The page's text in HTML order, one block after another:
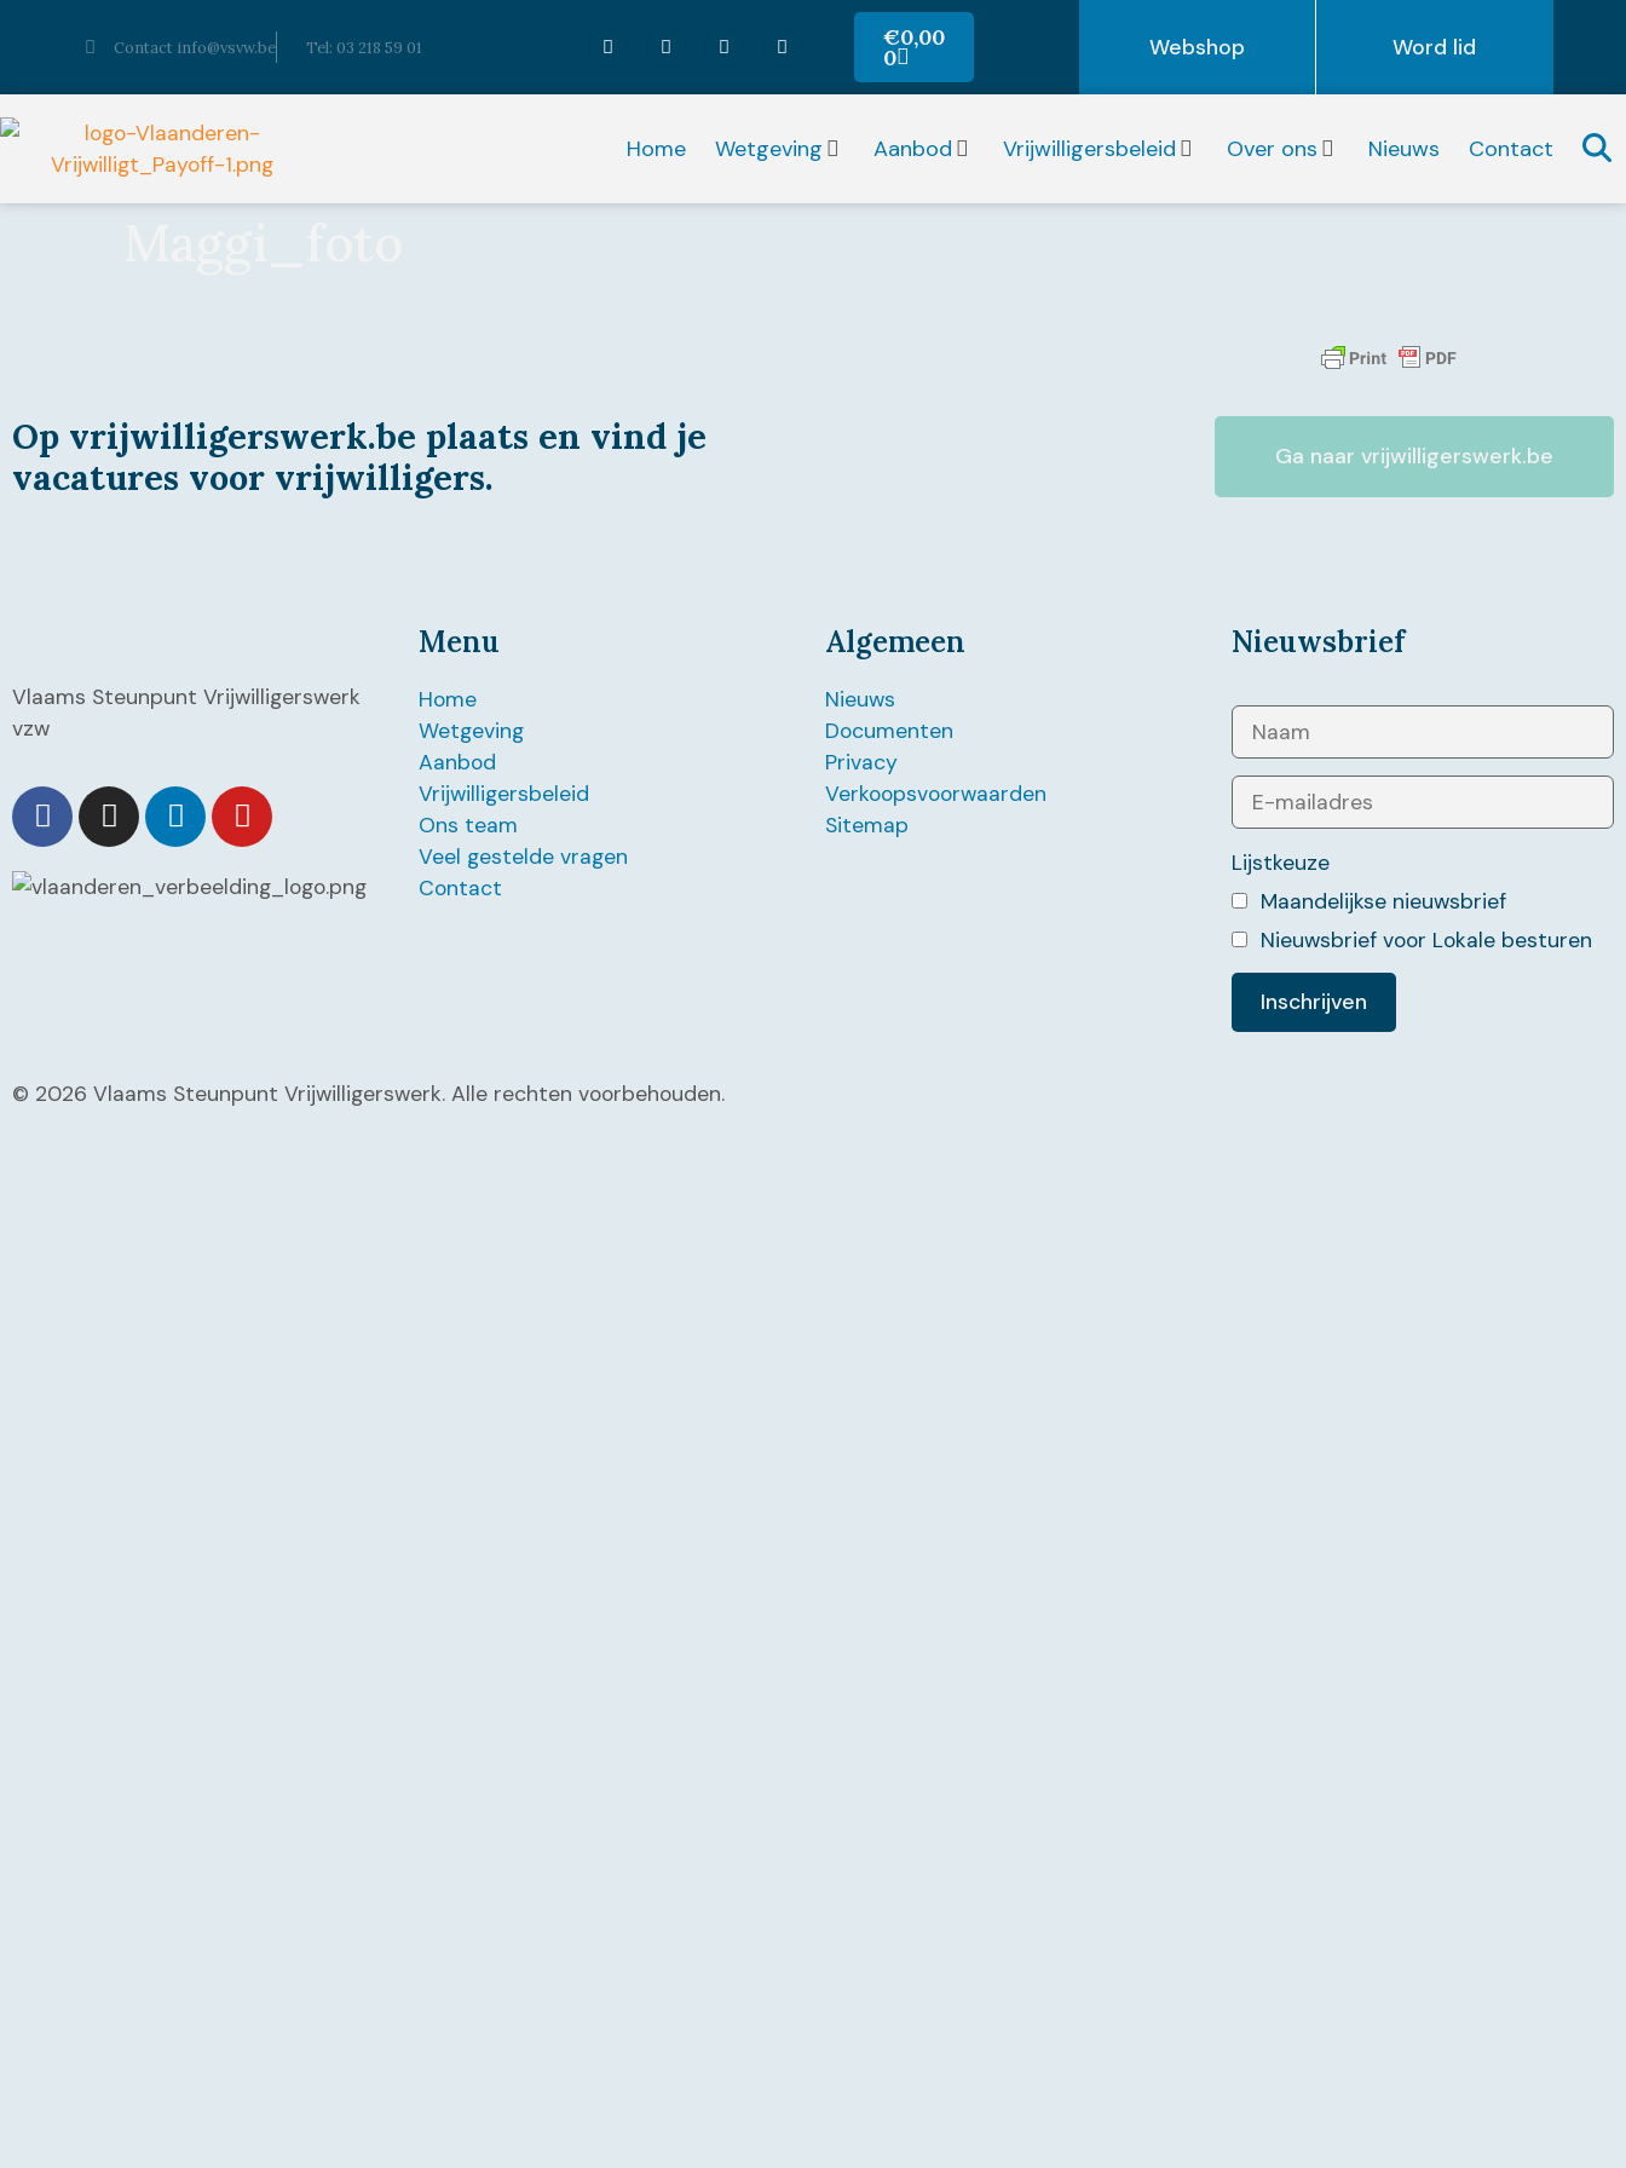
Contact info@vsvw.be Tel: 03 218 59 01 €0,00
0 Webshop Word lid
Home Wetgeving Aanbod Vrijwilligersbeleid Over ons Nieuws Contact
Op vrijwilligerswerk.be plaats en vind je
vacatures voor vrijwilligers.
Ga naar vrijwilligerswerk.be
Vlaams Steunpunt Vrijwilligerswerk
vzw
Menu
Home
Wetgeving
Aanbod
Vrijwilligersbeleid
Ons team
Veel gestelde vragen
Contact
Algemeen
Nieuws
Documenten
Privacy
Verkoopsvoorwaarden
Sitemap
Nieuwsbrief
Lijstkeuze
Maandelijkse nieuwsbrief
Nieuwsbrief voor Lokale besturen
© 2026 Vlaams Steunpunt Vrijwilligerswerk. Alle rechten voorbehouden.